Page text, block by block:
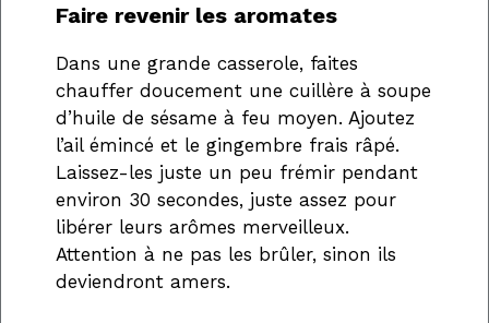
Faire revenir les aromates
Dans une grande casserole, faites
chauffer doucement une cuillère à soupe
d’huile de sésame à feu moyen. Ajoutez
l’ail émincé et le gingembre frais râpé.
Laissez-les juste un peu frémir pendant
environ 30 secondes, juste assez pour
libérer leurs arômes merveilleux.
Attention à ne pas les brûler, sinon ils
deviendront amers.